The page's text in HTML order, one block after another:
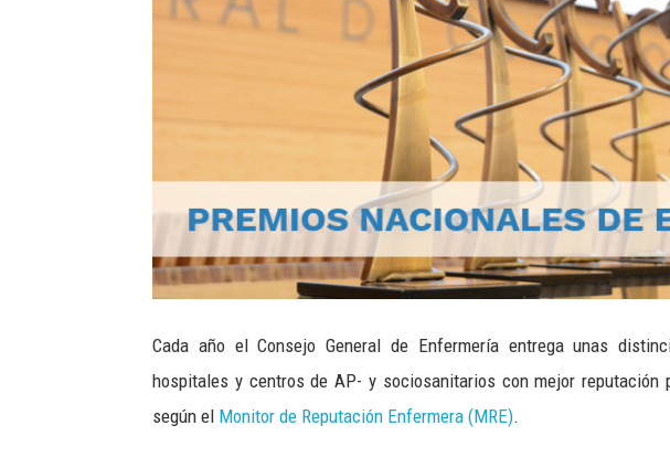
Cada año el Consejo General de Enfermería entrega unas
hospitales y centros de AP- y sociosanitarios con mejor reputación
según el Monitor de Reputación Enfermera (MRE).